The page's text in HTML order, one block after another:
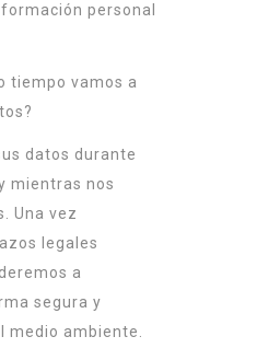
personal
tiempo vamos a
datos durante
mientras nos
Una vez
legales
a
segura y
medio ambiente.